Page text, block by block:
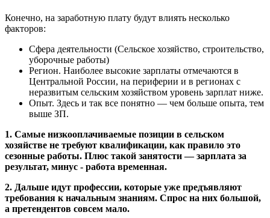
Конечно, на заработную плату будут влиять несколько
факторов:
Сфера деятельности (Сельское хозяйство, строительство,
уборочные работы)
Регион. Наиболее высокие зарплаты отмечаются в
Центральной России, на периферии и в регионах с
неразвитым сельским хозяйством уровень зарплат ниже.
Опыт. Здесь и так все понятно — чем больше опыта, тем
выше ЗП.
1. Самые низкооплачиваемые позиции в сельском
хозяйстве не требуют квалификации, как правило это
сезонные работы. Плюс такой занятости — зарплата за
результат, минус - работа временная.
2. Дальше идут профессии, которые уже предъявляют
требования к начальным знаниям. Спрос на них большой,
а претендентов совсем мало.